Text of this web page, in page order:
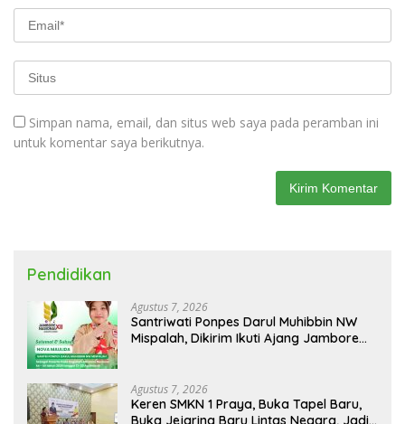
Simpan nama, email, dan situs web saya pada peramban ini
untuk komentar saya berikutnya.
Pendidikan
Agustus 7, 2026
Santriwati Ponpes Darul Muhibbin NW
Mispalah, Dikirim Ikuti Ajang Jambore
Agustus 7, 2026
Keren SMKN 1 Praya, Buka Tapel Baru,
Buka Jejaring Baru Lintas Negara, Jadi